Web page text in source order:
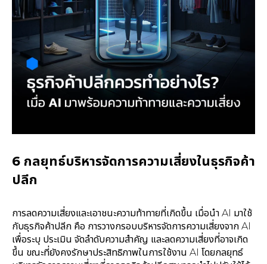
6 กลยุทธ์บริหารจัดการความเสี่ยงในธุรกิจค้า
ปลีก
การลดความเสี่ยงและเอาชนะความท้าทายที่เกิดขึ้น เมื่อนำ AI มาใช้
กับธุรกิจค้าปลีก คือ การวางกรอบบริหารจัดการความเสี่ยงจาก AI
เพื่อระบุ ประเมิน จัดลำดับความสำคัญ และลดความเสี่ยงที่อาจเกิด
ขึ้น ขณะที่ยังคงรักษาประสิทธิภาพในการใช้งาน AI โดยกลยุทธ์